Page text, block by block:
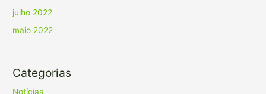
julho 2022
maio 2022
Categorias
Notícias